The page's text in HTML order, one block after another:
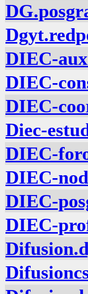
DIEC-
DIEC-
DIEC-
Diec-
DIEC-
DIEC-
DIEC-
DIEC-